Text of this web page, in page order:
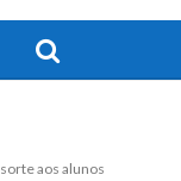
aos alunos